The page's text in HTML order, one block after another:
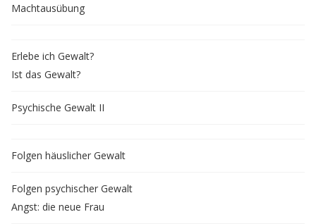
Machtausübung
Erlebe ich Gewalt?
Ist das Gewalt?
Psychische Gewalt II
Folgen häuslicher Gewalt
Folgen psychischer Gewalt
Angst: die neue Frau